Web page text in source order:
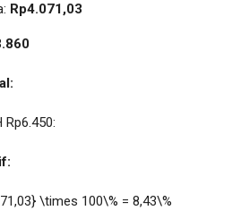
Rp4.071,03
Rp6.450:
\times 100\% = 8,43\%